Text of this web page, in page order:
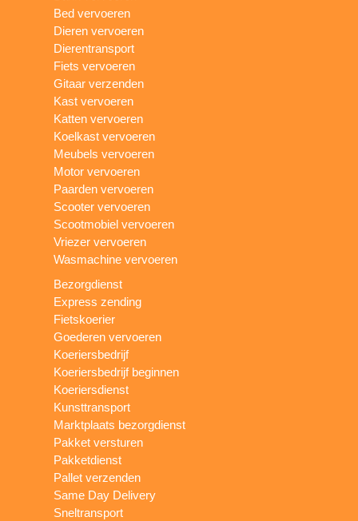
Bed vervoeren
Dieren vervoeren
Dierentransport
Fiets vervoeren
Gitaar verzenden
Kast vervoeren
Katten vervoeren
Koelkast vervoeren
Meubels vervoeren
Motor vervoeren
Paarden vervoeren
Scooter vervoeren
Scootmobiel vervoeren
Vriezer vervoeren
Wasmachine vervoeren
Bezorgdienst
Express zending
Fietskoerier
Goederen vervoeren
Koeriersbedrijf
Koeriersbedrijf beginnen
Koeriersdienst
Kunsttransport
Marktplaats bezorgdienst
Pakket versturen
Pakketdienst
Pallet verzenden
Same Day Delivery
Sneltransport